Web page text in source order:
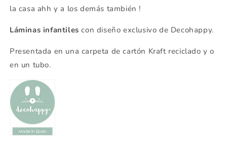
la casa ahh y a los demás también !
Láminas infantiles con diseño exclusivo de Decohappy.
Presentada en una carpeta de cartón Kraft reciclado y o
en un tubo.